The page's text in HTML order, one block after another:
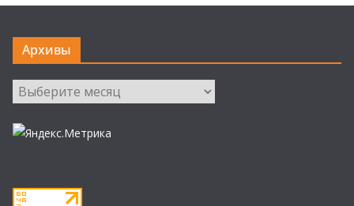
Архивы
Архивы